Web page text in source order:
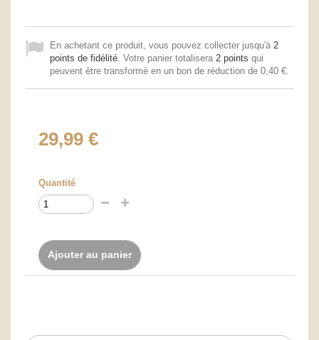
En achetant ce produit, vous pouvez collecter jusqu'à 2
points de fidélité. Votre panier totalisera 2 points qui
peuvent être transformé en un bon de réduction de 0,40 €.
29,99 €
Quantité
Ajouter au panier